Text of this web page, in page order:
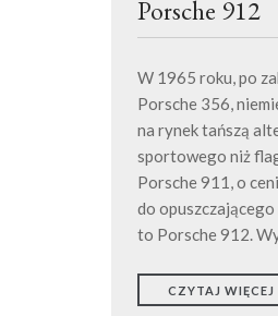
Porsche 912
W 1965 roku, po
Porsche 356,
na rynek tańszą
sportowego niż
Porsche 911, o
do
to Porsche 912.
CZYTAJ WIĘCEJ